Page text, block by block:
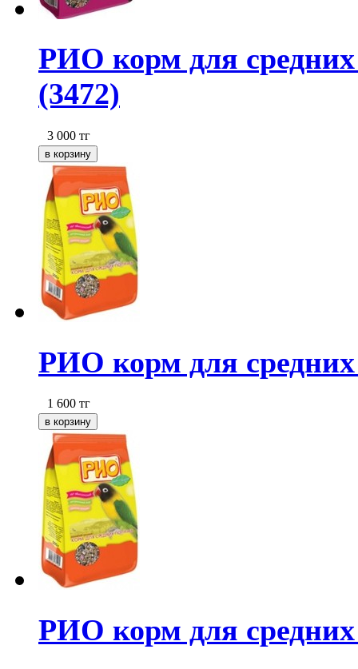
РИО корм для средних
(3472)
3 000 тг
РИО корм для средних
1 600 тг
РИО корм для средних